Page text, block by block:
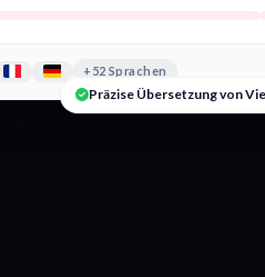
+52 Sprachen
Präzise Übersetzung von